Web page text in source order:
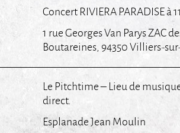
Concert RIVIERA PARADISE à
1 rue Georges Van Parys ZAC
Boutareines, 94350 Villiers-
Le Pitchtime – Lieu de
direct.
Esplanade Jean Moulin